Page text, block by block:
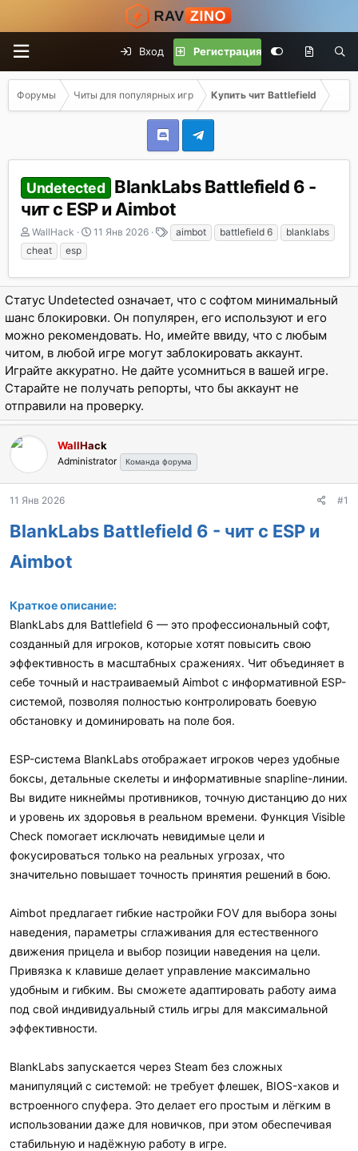
Вход Регистрация
Форумы Читы для популярных игр Купить чит Battlefield
Undetected
BlankLabs Battlefield 6 -
чит с ESP и Aimbot
А
в
т
р
т
е
м
WallHack
Д
н
а
ч
а
л
а
11 Янв 2026
е
aimbot battlefield 6
blanklabs
cheat
esp
Статус Undetected означает, что с софтом минимальный
шанс блокировки. Он популярен, его используют и его
можно рекомендовать. Но, имейте ввиду, что с любым
читом, в любой игре могут заблокировать аккаунт.
Играйте аккуратно. Не дайте усомниться в вашей игре.
Старайте не получать репорты, что бы аккаунт не
отправили на проверку.
WallHack
Administrator Команда форума
11 Янв 2026 #1
BlankLabs Battlefield 6 - чит с ESP и
Aimbot
Краткое описание:
BlankLabs для Battlefield 6 — это профессиональный софт,
созданный для игроков, которые хотят повысить свою
эффективность в масштабных сражениях. Чит объединяет в
себе точный и настраиваемый Aimbot с информативной ESP-
системой, позволяя полностью контролировать боевую
обстановку и доминировать на поле боя.
ESP-система BlankLabs отображает игроков через удобные
боксы, детальные скелеты и информативные snapline-линии.
Вы видите никнеймы противников, точную дистанцию до них
и уровень их здоровья в реальном времени. Функция Visible
Check помогает исключать невидимые цели и
фокусироваться только на реальных угрозах, что
значительно повышает точность принятия решений в бою.
Aimbot предлагает гибкие настройки FOV для выбора зоны
наведения, параметры сглаживания для естественного
движения прицела и выбор позиции наведения на цели.
Привязка к клавише делает управление максимально
удобным и гибким. Вы сможете адаптировать работу аима
под свой индивидуальный стиль игры для максимальной
эффективности.
BlankLabs запускается через Steam без сложных
манипуляций с системой: не требует флешек, BIOS-хаков и
встроенного спуфера. Это делает его простым и лёгким в
использовании даже для новичков, при этом обеспечивая
стабильную и надёжную работу в игре.